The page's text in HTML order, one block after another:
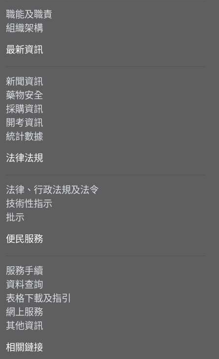
職能及職責
組織架構
最新資訊
新聞資訊
藥物安全
採購資訊
開考資訊
統計數據
法律法規
法律、行政法規及法令
技術性指示
批示
便民服務
服務手續
資料查詢
表格下載及指引
網上服務
其他資訊
相關鏈接